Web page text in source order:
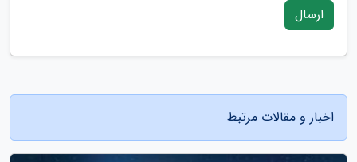
ارسال
اخبار و مقالات مرتبط